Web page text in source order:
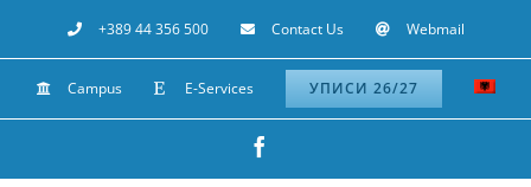
to
content
+389 44 356 500 Contact Us Webmail
Campus E-Services УПИСИ 26/27